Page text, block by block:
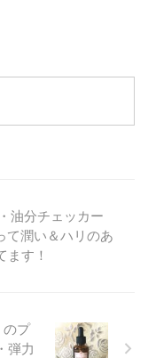
すそうだったので選びま
daysの香水瓶ピアスは
...
油分チェッカー
て潤い＆ハリのあ
ます！
プ
弾力